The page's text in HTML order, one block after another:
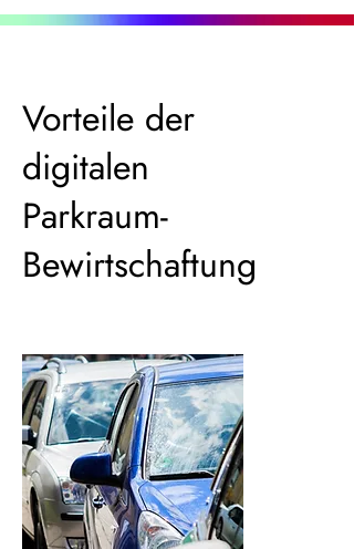
Vorteile der
digitalen
Parkraum-
Bewirtschaftung